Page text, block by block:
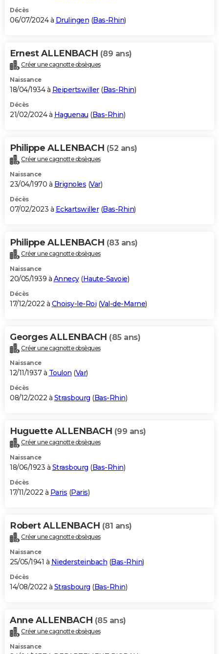
Décès
06/07/2024 à Drulingen (Bas-Rhin)
Ernest ALLENBACH (89 ans)
Créer une cagnotte obsèques
Naissance
18/04/1934 à Reipertswiller(Bas-Rhin)
Décès
21/02/2024 à Haguenau (Bas-Rhin)
Philippe ALLENBACH (52 ans)
Créer une cagnotte obsèques
Naissance
23/04/1970 à Brignoles (Var)
Décès
07/02/2023 à Eckartswiller(Bas-Rhin)
Philippe ALLENBACH (83 ans)
Créer une cagnotte obsèques
Naissance
20/05/1939 à Annecy(Haute-Savoie)
Décès
17/12/2022 à Choisy-le-Roi (Val-de-Marne)
Georges ALLENBACH (85 ans)
Créer une cagnotte obsèques
Naissance
12/11/1937 à Toulon (Var)
Décès
08/12/2022 à Strasbourg (Bas-Rhin)
Huguette ALLENBACH (99 ans)
Créer une cagnotte obsèques
Naissance
18/06/1923 à Strasbourg (Bas-Rhin)
Décès
17/11/2022 à Paris (Paris)
Robert ALLENBACH (81 ans)
Créer une cagnotte obsèques
Naissance
25/05/1941 à Niedersteinbach (Bas-Rhin)
Décès
14/08/2022 à Strasbourg (Bas-Rhin)
Anne ALLENBACH (85 ans)
Créer une cagnotte obsèques
Naissance